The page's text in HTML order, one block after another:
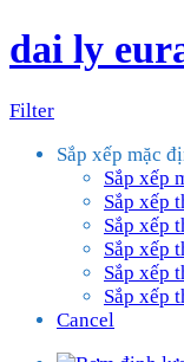
dai ly
Filter
Sắp xếp mặc
Sắp xếp
Sắp xếp
Sắp xếp
Sắp xếp
Sắp xếp
Sắp xếp
Cancel